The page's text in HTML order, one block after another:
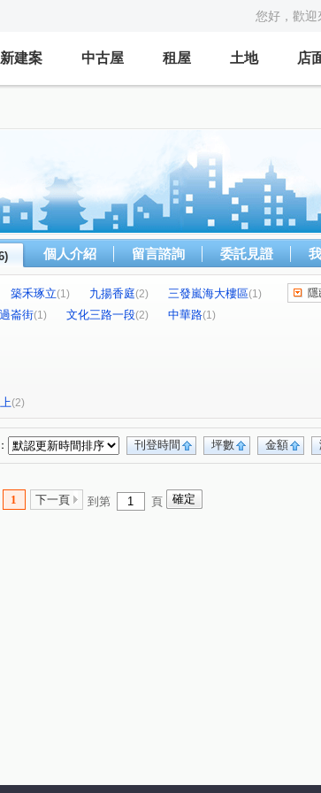
您好，歡迎
新建案 中古屋 租屋 土地 店
個人介紹 留言諮詢 委託見證
築禾琢立(1) 九揚香庭(2) 三發嵐海大樓區(1)
過崙街(1) 文化三路一段(2) 中華路(1)
隱
(2)
金額
坪數
刊登時間
1 下一頁 到第 頁